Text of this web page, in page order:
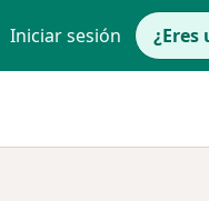
Iniciar sesión ¿Eres